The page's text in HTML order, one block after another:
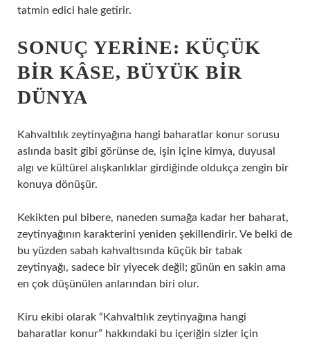
tatmin edici hale getirir.
SONUÇ YERINE: KÜÇÜK
BIR KÂSE, BÜYÜK BIR
DÜNYA
Kahvaltılık zeytinyağına hangi baharatlar konur sorusu
aslında basit gibi görünse de, işin içine kimya, duyusal
algı ve kültürel alışkanlıklar girdiğinde oldukça zengin bir
konuya dönüşür.
Kekikten pul bibere, naneden sumağa kadar her baharat,
zeytinyağının karakterini yeniden şekillendirir. Ve belki de
bu yüzden sabah kahvaltısında küçük bir tabak
zeytinyağı, sadece bir yiyecek değil; günün en sakin ama
en çok düşünülen anlarından biri olur.
Kiru ekibi olarak “Kahvaltılık zeytinyağına hangi
baharatlar konur” hakkındaki bu içeriğin sizler için